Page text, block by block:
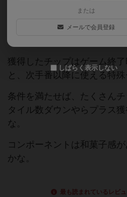
のどこか1列を選び、どれか
る。獲得方法は選んだ列に
ップに描かれている数が同
獲得したチップはゲーム終
と、次手番以降に使える特殊
条件を満たせば、たくさん
タイル数ダウンやらプラス
な。
コンポーネントは和菓子感
かな。
最も読まれているレビ
または
メールで会員登録
しばらく表示しない